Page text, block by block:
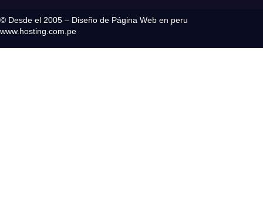
© Desde el 2005 – Diseño de Página Web en peru
www.hosting.com.pe